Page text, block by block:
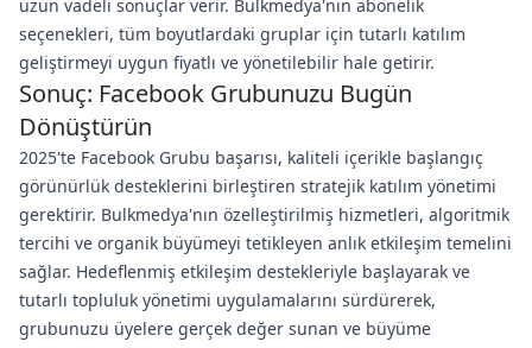
uzun vadeli sonuçlar verir. Bulkmedya'nın abonelik
seçenekleri, tüm boyutlardaki gruplar için tutarlı katılım
geliştirmeyi uygun fiyatlı ve yönetilebilir hale getirir.
Sonuç: Facebook Grubunuzu Bugün
Dönüştürün
2025'te Facebook Grubu başarısı, kaliteli içerikle başlangıç
görünürlük desteklerini birleştiren stratejik katılım yönetimi
gerektirir. Bulkmedya'nın özelleştirilmiş hizmetleri, algoritmik
tercihi ve organik büyümeyi tetikleyen anlık etkileşim temelini
sağlar. Hedeflenmiş etkileşim destekleriyle başlayarak ve
tutarlı topluluk yönetimi uygulamalarını sürdürerek,
grubunuzu üyelere gerçek değer sunan ve büyüme